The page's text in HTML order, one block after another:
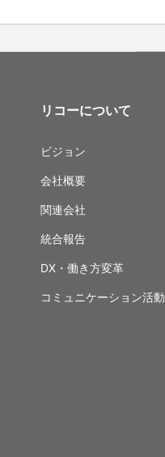
リコーについて
ビジョン
会社概要
関連会社
統合報告
DX・働き方変革
コミュニケーション活動